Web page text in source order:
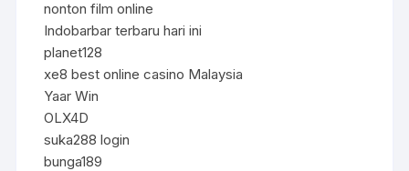
nonton film online
Indobarbar terbaru hari ini
planet128
xe8 best online casino Malaysia
Yaar Win
OLX4D
suka288 login
bunga189